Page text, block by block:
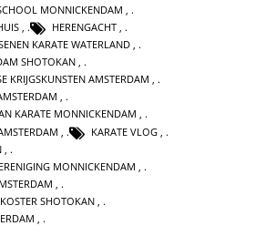
MONNICKENDAM ,
, HERENGACHT ,
KARATE WATERLAND ,
SHOTOKAN ,
KRIJGSKUNSTEN AMSTERDAM ,
,
KARATE MONNICKENDAM ,
KARATE VLOG
MONNICKENDAM
SHOTOKAN